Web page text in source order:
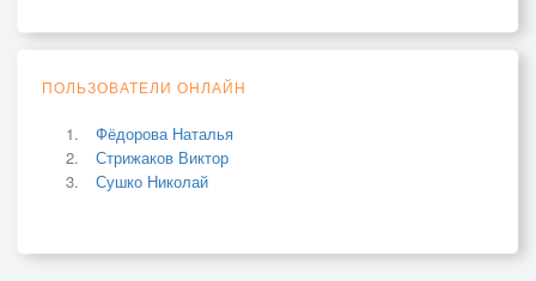
ПОЛЬЗОВАТЕЛИ ОНЛАЙН
Фёдорова Наталья
Стрижаков Виктор
Сушко Николай